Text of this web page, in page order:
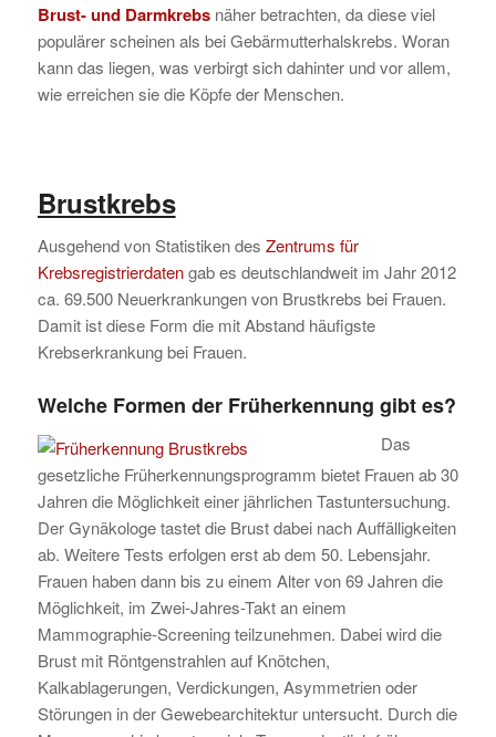
Brust- und Darmkrebsnäher betrachten, da diese viel
populärer scheinen als bei Gebärmutterhalskrebs. Woran
kann das liegen, was verbirgt sich dahinter und vor allem,
wie erreichen sie die Köpfe der Menschen.
Brustkrebs
Ausgehend von Statistiken des Zentrums für
Krebsregistrierdatengab es deutschlandweit im Jahr 2012
ca. 69.500 Neuerkrankungen von Brustkrebs bei Frauen.
Damit ist diese Form die mit Abstand häufigste
Krebserkrankung bei Frauen.
Welche Formen der Früherkennung gibt es?
Das
gesetzliche Früherkennungsprogramm bietet Frauen ab 30
Jahren die Möglichkeit einer jährlichen Tastuntersuchung.
Der Gynäkologe tastet die Brust dabei nach Auffälligkeiten
ab. Weitere Tests erfolgen erst ab dem 50. Lebensjahr.
Frauen haben dann bis zu einem Alter von 69 Jahren die
Möglichkeit, im Zwei-Jahres-Takt an einem
Mammographie-Screening teilzunehmen. Dabei wird die
Brust mit Röntgenstrahlen auf Knötchen,
Kalkablagerungen, Verdickungen, Asymmetrien oder
Störungen in der Gewebearchitektur untersucht. Durch die